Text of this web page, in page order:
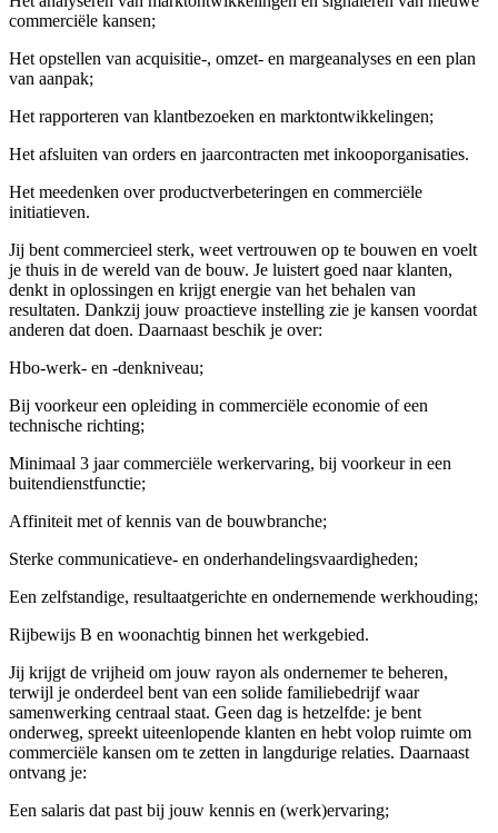
commerciële kansen;
Het opstellen van acquisitie-, omzet- en margeanalyses en een plan
van aanpak;
Het rapporteren van klantbezoeken en marktontwikkelingen;
Het afsluiten van orders en jaarcontracten met inkooporganisaties.
Het meedenken over productverbeteringen en commerciële
initiatieven.
Jij bent commercieel sterk, weet vertrouwen op te bouwen en voelt
je thuis in de wereld van de bouw. Je luistert goed naar klanten,
denkt in oplossingen en krijgt energie van het behalen van
resultaten. Dankzij jouw proactieve instelling zie je kansen voordat
anderen dat doen. Daarnaast beschik je over:
Hbo-werk- en -denkniveau;
Bij voorkeur een opleiding in commerciële economie of een
technische richting;
Minimaal 3 jaar commerciële werkervaring, bij voorkeur in een
buitendienstfunctie;
Affiniteit met of kennis van de bouwbranche;
Sterke communicatieve- en onderhandelingsvaardigheden;
Een zelfstandige, resultaatgerichte en ondernemende werkhouding;
Rijbewijs B en woonachtig binnen het werkgebied.
Jij krijgt de vrijheid om jouw rayon als ondernemer te beheren,
terwijl je onderdeel bent van een solide familiebedrijf waar
samenwerking centraal staat. Geen dag is hetzelfde: je bent
onderweg, spreekt uiteenlopende klanten en hebt volop ruimte om
commerciële kansen om te zetten in langdurige relaties. Daarnaast
ontvang je:
Een salaris dat past bij jouw kennis en (werk)ervaring;